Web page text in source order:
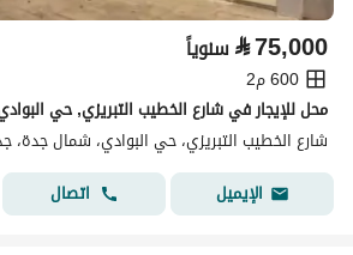
⃁75,000 سنوياً
600 م2
محل للإيجار في شارع الخطيب التبريزي, حي
شارع الخطيب التبريزي، حي البوادي، شمال جدة،
الإيميل
اتصال